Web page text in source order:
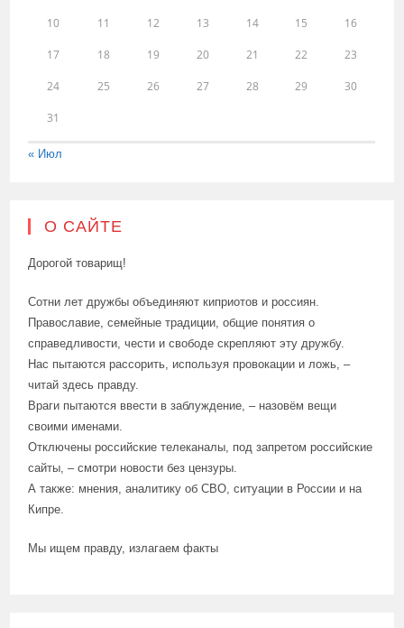
10 11 12 13 14 15 16
17 18 19 20 21 22 23
24 25 26 27 28 29 30
31
« Июл
О САЙТЕ
Дорогой товарищ!
Сотни лет дружбы объединяют киприотов и россиян.
Православие, семейные традиции, общие понятия о
справедливости, чести и свободе скрепляют эту дружбу.
Нас пытаются рассорить, используя провокации и ложь, –
читай здесь правду.
Враги пытаются ввести в заблуждение, – назовём вещи
своими именами.
Отключены российские телеканалы, под запретом российские
сайты, – смотри новости без цензуры.
А также: мнения, аналитику об СВО, ситуации в России и на
Кипре.
Мы ищем правду, излагаем факты